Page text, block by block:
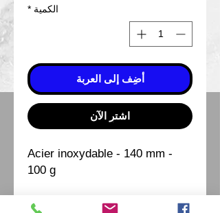
الكمية *
أضِف إلى العربة
اشترِ الآن
Acier inoxydable - 140 mm -
100 g